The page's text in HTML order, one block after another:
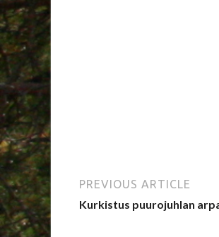
PREVIOUS ARTICLE
Kurkistus puurojuhlan